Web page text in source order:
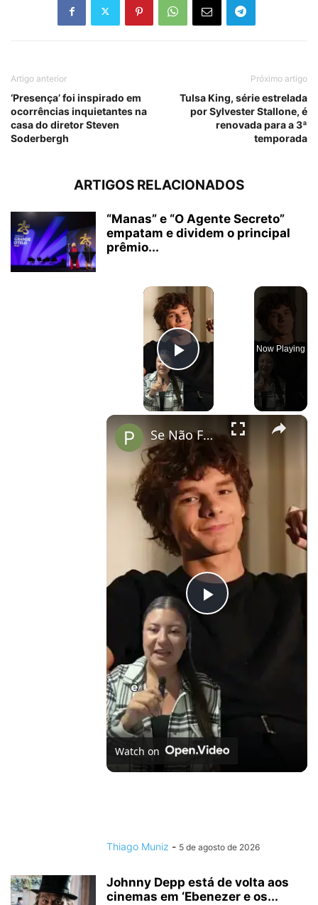
Artigo anterior
‘Presença’ foi inspirado em
ocorrências inquietantes na
casa do diretor Steven
Soderbergh
Próximo artigo
Tulsa King, série estrelada
por Sylvester Stallone, é
renovada para a 3ª
temporada
ARTIGOS RELACIONADOS
“Manas” e “O Agente Secreto”
empatam e dividem o principal
prêmio...
×
Play Video
Now Playing
×
Play
Se Não Fosse Você já está em cartaz nos cinemas!
Watch on
Thiago Muniz - 5 de agosto de 2026
Johnny Depp está de volta aos
cinemas em ‘Ebenezer e os...